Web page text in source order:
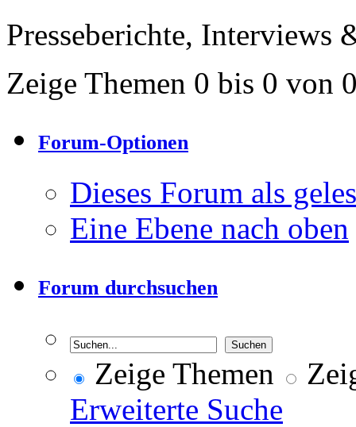
Presseberichte, Interviews
Zeige Themen 0 bis 0 von
Forum-Optionen
Dieses Forum als
Eine Ebene nach oben
Forum durchsuchen
Zeige Themen
Erweiterte Suche